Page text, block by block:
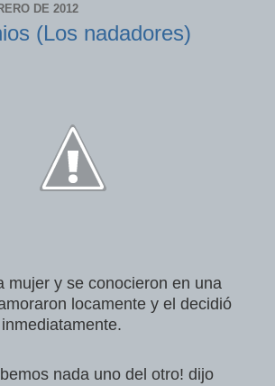
DE 2012
(Los nadadores)
mujer y se conocieron en una
locamente y el decidió
nada uno del otro! dijo